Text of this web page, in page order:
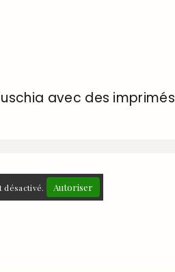
avec des imprimés
désactivé. Autoriser